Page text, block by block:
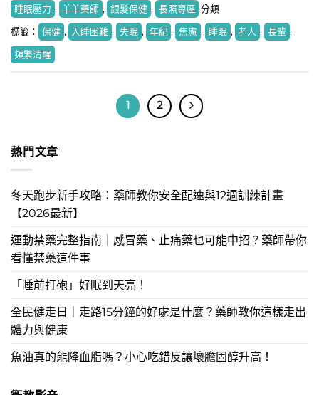
睡眠壓力 , 羊羊藥師 , 銀髮保健 , 長照專區 分類
標籤： 保健 , 入睡困難 , 失眠 , 年紀 , 焦慮 , 睡眠 , 老人 , 長輩 ,
頻繁清醒
1 2
熱門文章
冬天跑步新手攻略：藥師教你安全配速與12週訓練計畫
【2026最新】
運動禁藥完整指南｜感冒藥、止痛藥也可能中招？藥師帶你
看懂禁藥這件事
「睡前打砲」好眠到天亮！
全民健走日｜走路15分鐘的好處是什麼？藥師教你這樣走出
體力與健康
魚油真的能降血脂嗎？小心吃錯反讓壞膽固醇升高！